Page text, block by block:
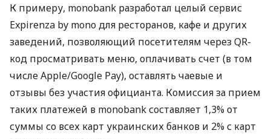
К примеру, monobank разработал целый сервис
Expirenza by mono для ресторанов, кафе и других
заведений, позволяющий посетителям через QR-
код просматривать меню, оплачивать счет (в том
числе Apple/Google Pay), оставлять чаевые и
отзывы без участия официанта. Комиссия за прием
таких платежей в monobank составляет 1,3% от
суммы со всех карт украинских банков и 2% с карт